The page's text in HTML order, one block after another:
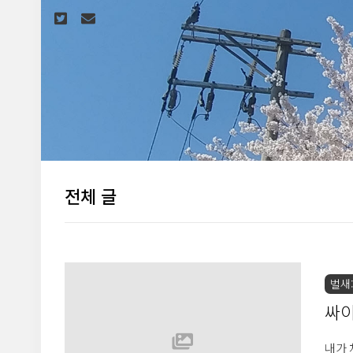
전체 글
벌
싸
내가